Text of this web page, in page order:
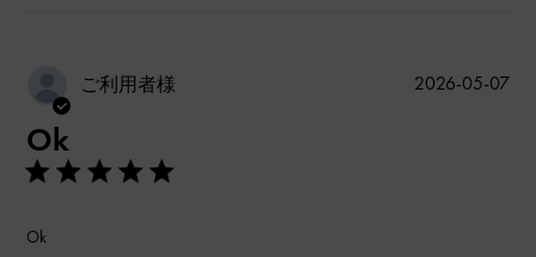
ご利用者様
Ok
Ok
公
2026-05-07